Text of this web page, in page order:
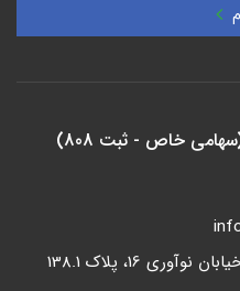
خاص - ثبت 808)
16، پلاک 138.1